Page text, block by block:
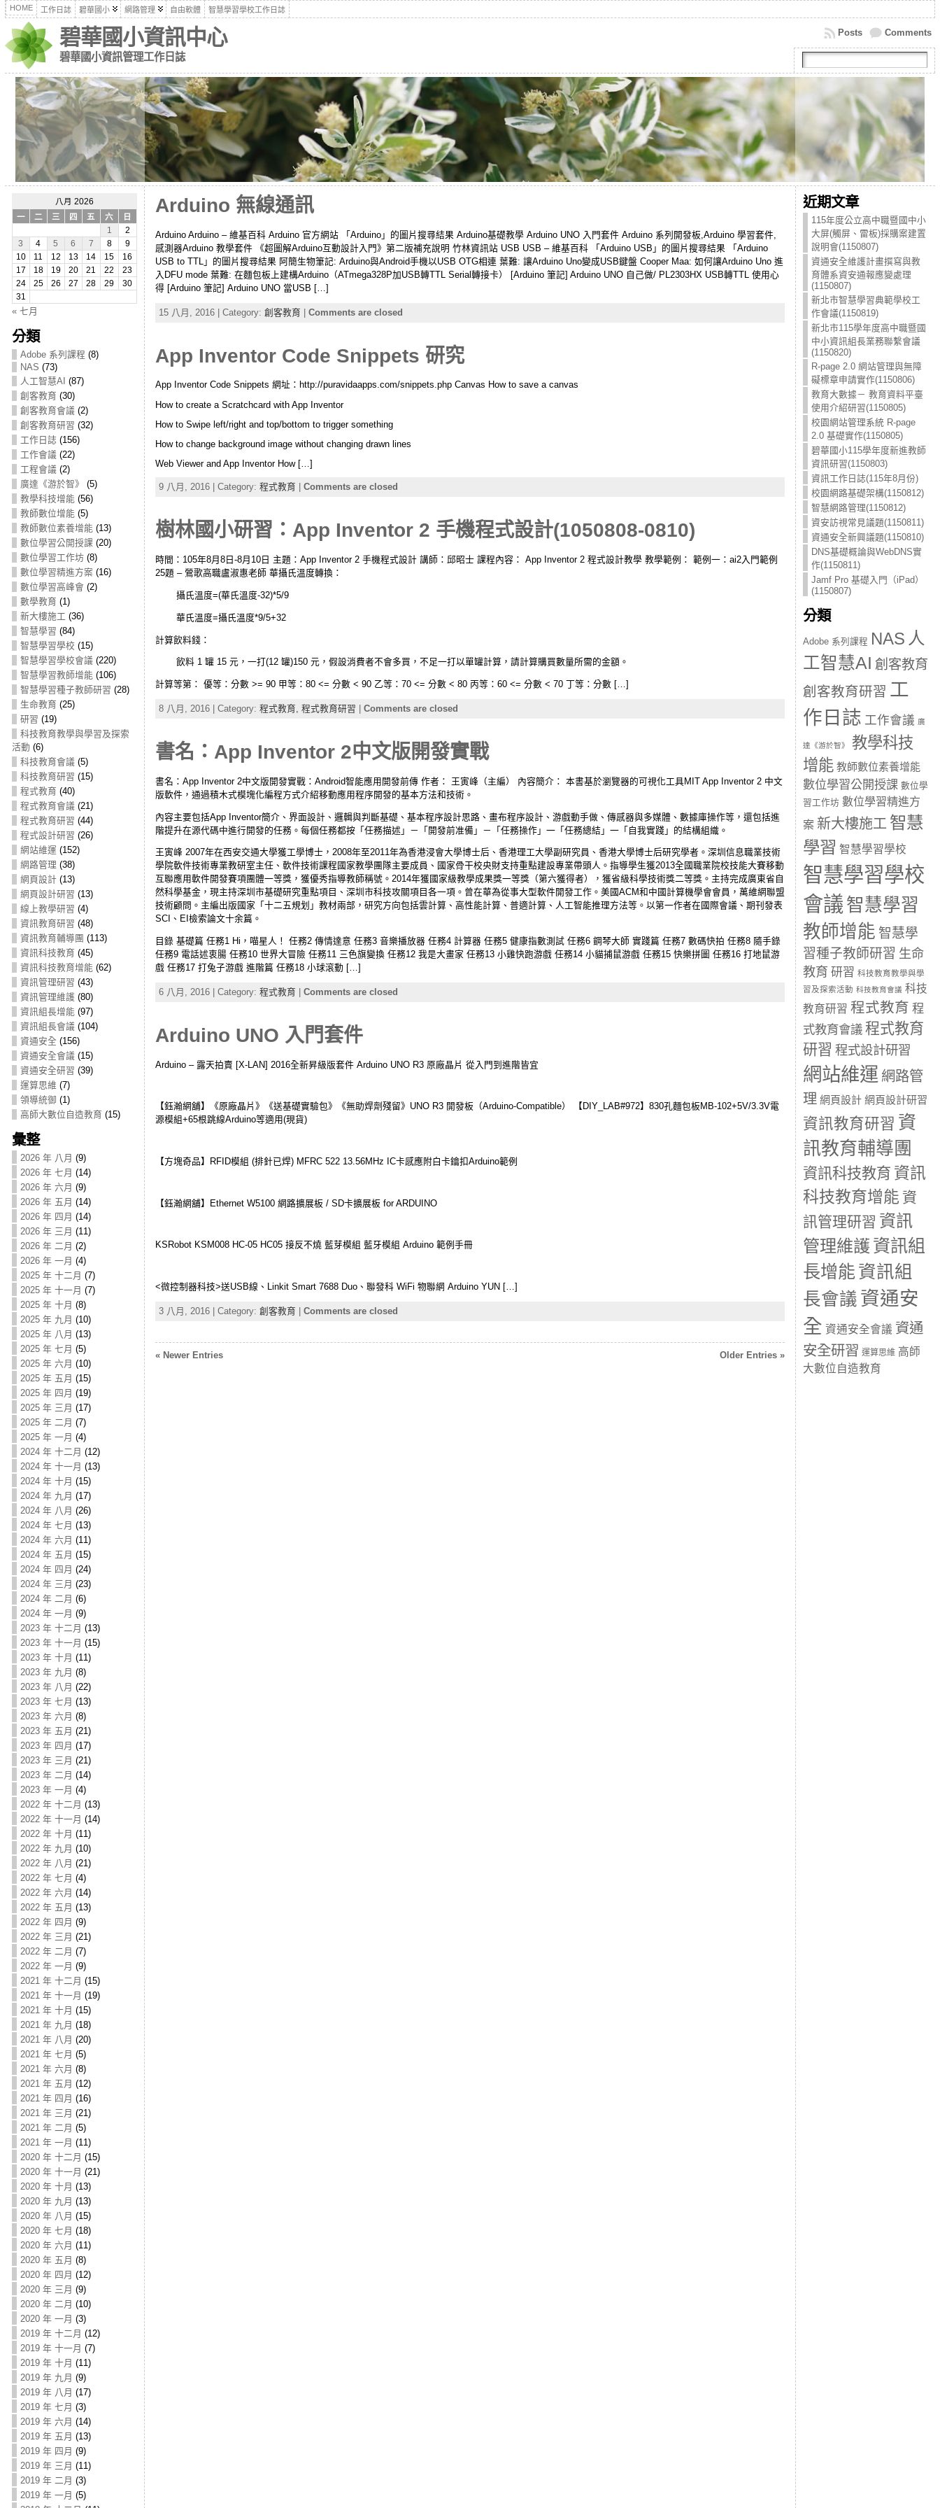
HOME 工作日誌 碧華國小 網路管理 自由軟體 智慧學習學校工作日誌
碧華國小資訊中心
碧華國小資訊管理工作日誌
Comments
Posts
八月 2026
一
二 三 四 五 六
日
1
2
3
4 5 6 7 8
9
10
11 12 13 14 15
16
17
18 19 20 21 22
23
24
25 26 27 28 29
30
31
« 七月
分類
Adobe 系列課程 (8)
NAS (73)
人工智慧AI (87)
創客教育 (30)
創客教育會議 (2)
創客教育研習 (32)
工作日誌 (156)
工作會議 (22)
工程會議 (2)
廣達《游於智》
(5)
教學科技增能(56)
教師數位增能(5)
教師數位素養增能(13)
數位學習公開授課 (20)
數位學習工作坊(8)
數位學習精進方案 (16)
數位學習高峰會 (2)
數學教育 (1)
新大樓施工 (36)
智慧學習 (84)
智慧學習學校 (15)
智慧學習學校會議 (220)
智慧學習教師增能(106)
智慧學習種子教師研習 (28)
生命教育 (25)
研習 (19)
科技教育教學與學習及探索
活動 (6)
科技教育會議 (5)
科技教育研習 (15)
程式教育 (40)
程式教育會議 (21)
程式教育研習 (44)
程式設計研習 (26)
網站維運 (152)
網路管理 (38)
網頁設計(13)
網頁設計研習 (13)
線上教學研習 (4)
資訊教育研習 (48)
資訊教育輔導團 (113)
資訊科技教育 (45)
資訊科技教育增能(62)
資訊管理研習 (43)
資訊管理維護(80)
資訊組長增能(97)
資訊組長會議 (104)
資通安全 (156)
資通安全會議 (15)
資通安全研習 (39)
運算思維 (7)
領導統御 (1)
高師大數位自造教育 (15)
彙整
2026 年 八月 (9)
2026 年 七月 (14)
2026 年 六月 (9)
2026 年 五月 (14)
2026 年 四月 (14)
2026 年 三月 (11)
2026 年 二月 (2)
2026 年 一月 (4)
2025 年 十二月 (7)
2025 年 十一月 (7)
2025 年 十月 (8)
2025 年 九月 (10)
2025 年 八月 (13)
2025 年 七月 (5)
2025 年 六月 (10)
2025 年 五月 (15)
2025 年 四月 (19)
2025 年 三月 (17)
2025 年 二月 (7)
2025 年 一月 (4)
2024 年 十二月 (12)
2024 年 十一月 (13)
2024 年 十月 (15)
2024 年 九月 (17)
2024 年 八月 (26)
2024 年 七月 (13)
2024 年 六月 (11)
2024 年 五月 (15)
2024 年 四月 (24)
2024 年 三月 (23)
2024 年 二月 (6)
2024 年 一月 (9)
2023 年 十二月 (13)
2023 年 十一月 (15)
2023 年 十月 (11)
2023 年 九月 (8)
2023 年 八月 (22)
2023 年 七月 (13)
2023 年 六月 (8)
2023 年 五月 (21)
2023 年 四月 (17)
2023 年 三月 (21)
2023 年 二月 (14)
2023 年 一月 (4)
2022 年 十二月 (13)
2022 年 十一月 (14)
2022 年 十月 (11)
2022 年 九月 (10)
2022 年 八月 (21)
2022 年 七月 (4)
2022 年 六月 (14)
2022 年 五月 (13)
2022 年 四月 (9)
2022 年 三月 (21)
2022 年 二月 (7)
2022 年 一月 (9)
2021 年 十二月 (15)
2021 年 十一月 (19)
2021 年 十月 (15)
2021 年 九月 (18)
2021 年 八月 (20)
2021 年 七月 (5)
2021 年 六月 (8)
2021 年 五月 (12)
2021 年 四月 (16)
2021 年 三月 (21)
2021 年 二月 (5)
2021 年 一月 (11)
2020 年 十二月 (15)
2020 年 十一月 (21)
2020 年 十月 (13)
2020 年 九月 (13)
2020 年 八月 (15)
2020 年 七月 (18)
2020 年 六月 (11)
2020 年 五月 (8)
2020 年 四月 (12)
2020 年 三月 (9)
2020 年 二月 (10)
2020 年 一月 (3)
2019 年 十二月 (12)
2019 年 十一月 (7)
2019 年 十月 (11)
2019 年 九月 (9)
2019 年 八月 (17)
2019 年 七月 (3)
2019 年 六月 (14)
2019 年 五月 (13)
2019 年 四月 (9)
2019 年 三月 (11)
2019 年 二月 (3)
2019 年 一月 (5)
Arduino 無線通訊
Arduino Arduino – 維基百科 Arduino 官方網站 「Arduino」的圖片搜尋結果 Arduino基礎教學 Arduino UNO 入門套件 Arduino 系列開發板,Arduino 學習套件,
感測器Arduino 教學套件 《超圖解Arduino互動設計入門》第二版補充說明 竹林資訊站 USB USB – 維基百科 「Arduino USB」的圖片搜尋結果 「Arduino
USB to TTL」的圖片搜尋結果 阿簡生物筆記: Arduino與Android手機以USB OTG相連 葉難: 讓Arduino Uno變成USB鍵盤 Cooper Maa: 如何讓Arduino Uno 進
入DFU mode 葉難: 在麵包板上建構Arduino（ATmega328P加USB轉TTL Serial轉接卡） [Arduino 筆記] Arduino UNO 自己做/ PL2303HX USB轉TTL 使用心
得 [Arduino 筆記] Arduino UNO 當USB […]
15 八月, 2016 | Category: 創客教育 | Comments are closed
App Inventor Code Snippets 研究
App Inventor Code Snippets 網址：http://puravidaapps.com/snippets.php Canvas How to save a canvas
How to create a Scratchcard with App Inventor
How to Swipe left/right and top/bottom to trigger something
How to change background image without changing drawn lines
Web Viewer and App Inventor How […]
9 八月, 2016 | Category: 程式教育 Comments are closed
樹林國小研習：App Inventor 2 手機程式設計(1050808-0810)
時間：105年8月8日-8月10日 主題：App Inventor 2 手機程式設計 講師：邱昭士 課程內容： App Inventor 2 程式設計教學 教學範例： 範例一：ai2入門範例
25題 – 鶯歌高職盧淑惠老師 華攝氏溫度轉換：
攝氏溫度=(華氏溫度-32)*5/9
華氏溫度=攝氏溫度*9/5+32
計算飲料錢：
飲料 1 罐 15 元，一打(12 罐)150 元，假設消費者不會多買，不足一打以單罐計算，請計算購買數量所需的金額。
計算等第： 優等：分數 >= 90 甲等：80 <= 分數 < 90 乙等：70 <= 分數 < 80 丙等：60 <= 分數 < 70 丁等：分數 […]
8 八月, 2016 | Category: 程式教育, 程式教育研習 Comments are closed
書名：App Inventor 2中文版開發實戰
書名：App Inventor 2中文版開發實戰：Android智能應用開發前傳 作者： 王寅峰（主編） 內容簡介： 本書基於瀏覽器的可視化工具MIT App Inventor 2 中文
版軟件，通過積木式模塊化編程方式介紹移動應用程序開發的基本方法和技術。
內容主要包括App Inventor簡介、界面設計、邏輯與判斷基礎、基本程序設計思路、畫布程序設計、游戲動手做、傳感器與多媒體、數據庫操作等，還包括進
階提升在源代碼中進行開發的任務。每個任務都按「任務描述」－「開發前准備」－「任務操作」一「任務總結」一「自我實踐」的結構組織。
王寅峰 2007年在西安交通大學獲工學博士，2008年至2011年為香港浸會大學博士后、香港理工大學副研究員、香港大學博士后研究學者。深圳信息職業技術
學院軟件技術專業教研室主任、軟件技術課程國家教學團隊主要成員、國家骨干校央財支持重點建設專業帶頭人。指導學生獲2013全國職業院校技能大賽移動
互聯應用軟件開發賽項團體一等獎，獲優秀指導教師稱號。2014年獲國家級教學成果獎一等獎（第六獲得者），獲省級科學技術獎二等獎。主持完成廣東省自
然科學基金，現主持深圳市基礎研究重點項目、深圳市科技攻關項目各一項。曾在華為從事大型軟件開發工作。美國ACM和中國計算機學會會員，萬維網聯盟
技術顧問。主編出版國家「十二五規划」教材兩部，研究方向包括雲計算、高性能計算、普適計算、人工智能推理方法等。以第一作者在國際會議、期刊發表
SCI、EI檢索論文十余篇。
目錄 基礎篇 任務1 Hi，喵星人！ 任務2 傳情達意 任務3 音樂播放器 任務4 計算器 任務5 健康指數測試 任務6 鋼琴大師 實踐篇 任務7 數碼快拍 任務8 隨手錄
任務9 電話述衷腸 任務10 世界大冒險 任務11 三色旗變換 任務12 我是大畫家 任務13 小雞快跑游戲 任務14 小貓捕鼠游戲 任務15 快樂拼圖 任務16 打地鼠游
戲 任務17 打兔子游戲 進階篇 任務18 小球滾動 […]
6 八月, 2016 | Category: 程式教育 Comments are closed
Arduino UNO 入門套件
Arduino – 露天拍賣 [X-LAN] 2016全新昇級版套件 Arduino UNO R3 原廠晶片 從入門到進階皆宜
【鈺瀚網舖】《原廠晶片》《送基礎實驗包》《無助焊劑殘留》UNO R3 開發板（Arduino-Compatible） 【DIY_LAB#972】830孔麵包板MB-102+5V/3.3V電
源模組+65根跳線Arduino等適用(現貨)
【方塊奇品】RFID模組 (排針已焊) MFRC 522 13.56MHz IC卡感應附白卡鑰扣Arduino範例
【鈺瀚網舖】Ethernet W5100 網路擴展板 / SD卡擴展板 for ARDUINO
KSRobot KSM008 HC-05 HC05 接反不燒 藍芽模組 藍牙模組 Arduino 範例手冊
<微控制器科技>送USB線、Linkit Smart 7688 Duo、聯發科 WiFi 物聯網 Arduino YUN […]
3 八月, 2016 | Category: 創客教育 | Comments are closed
« Newer Entries Older Entries »
近期文章
115年度公立高中職暨國中小
大屏(觸屏、雷板)採購案建置
說明會(1150807)
資通安全維護計畫撰寫與教
育體系資安通報應變處理
(1150807)
新北市智慧學習典範學校工
作會議(1150819)
新北市115學年度高中職暨國
中小資訊組長業務聯繫會議
(1150820)
R-page 2.0 網站管理與無障
礙標章申請實作(1150806)
教育大數據－ 教育資料平臺
使用介紹研習(1150805)
校園網站管理系統 R-page
2.0 基礎實作(1150805)
碧華國小115學年度新進教師
資訊研習(1150803)
資訊工作日誌(115年8月份)
校園網路基礎架構(1150812)
智慧網路管理(1150812)
資安訪視常見議題(1150811)
資通安全新興議題(1150810)
DNS基礎概論與WebDNS實
作(1150811)
Jamf Pro 基礎入門（iPad）
(1150807)
分類
Adobe 系列課程 NAS 人
工智慧AI 創客教育
創客教育研習 工
作日誌 工作會議 廣
達《游於智》
教學科技
增能 教師數位素養增能
數位學習公開授課 數位學
習工作坊 數位學習精進方
案 新大樓施工 智慧
學習 智慧學習學校
智慧學習學校
會議 智慧學習
教師增能 智慧學
習種子教師研習 生命
教育 研習 科技教育教學與學
習及探索活動 科技教育會議 科技
教育研習 程式教育 程
式教育會議 程式教育
研習 程式設計研習
網站維運 網路管
理 網頁設計 網頁設計研習
資訊教育研習 資
訊教育輔導團
資訊科技教育 資訊
科技教育增能 資
訊管理研習 資訊
管理維護 資訊組
長增能資訊組
長會議 資通安
全 資通安全會議 資通
安全研習 運算思維 高師
大數位自造教育